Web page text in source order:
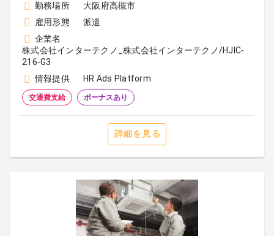
勤務場所
大阪府高槻市
雇用形態
派遣
企業名
株式会社インターテクノ_株式会社インターテクノ/HJIC-
216-G3
情報提供
HR Ads Platform
交通費支給 ボーナスあり
詳細を見る